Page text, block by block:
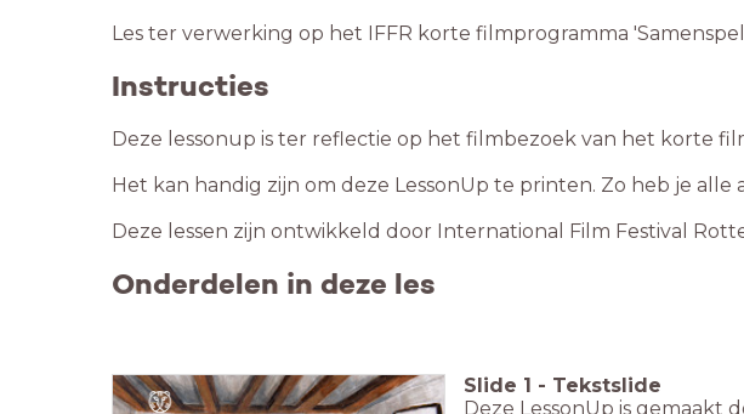
Les ter verwerking op het IFFR korte filmprogramma
Instructies
Deze lessonup is ter reflectie op het filmbezoek van het korte
Het kan handig zijn om deze LessonUp te printen. Zo heb je
Deze lessen zijn ontwikkeld door International Film Festival
Onderdelen in deze les
Slide 1 - Tekstslide
Deze LessonUp is gemaakt